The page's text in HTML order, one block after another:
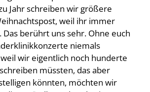
Jahr schreiben wir größere
weil ihr immer
berührt uns sehr. Ohne euch
niemals
wir eigentlich noch hunderte
müssten, das aber
könnten, möchten wir